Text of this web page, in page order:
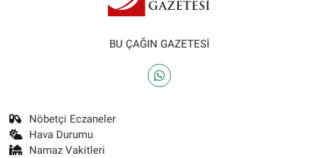
BU ÇAĞIN GAZETESİ
Nöbetçi Eczaneler
Hava Durumu
Namaz Vakitleri